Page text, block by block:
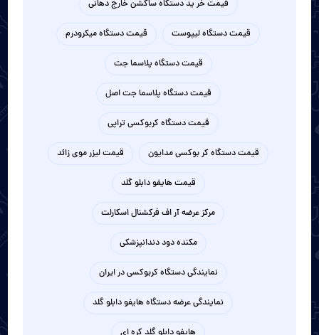
قیمت خر ید دستگاه ساکشن خارج دهانی
قیمت دستگاه لیپوست قیمت دستگاه میکرودرم
قیمت دستگاه پلاسما جت
قیمت دستگاه پلاسما جت اصل
قیمت دستگاه کربوکسی تراپی
قیمت دستگاه کر بوکسی مدایون قیمت لیزر موی زائد
قیمت هایفو دابلو گلد
مرکز عرضه آر اف فرکشنال اسکارلت
مکنده دود دندانپزشکی
نمایندگی دستگاه کربوکسی در ایران
نمایندگی عرضه دستگاه هایفو دابلو گلد